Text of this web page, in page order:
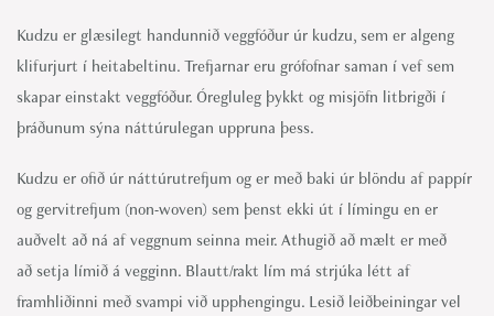
Kudzu er glæsilegt handunnið veggfóður úr kudzu, sem er algeng
klifurjurt í heitabeltinu. Trefjarnar eru grófofnar saman í vef sem
skapar einstakt veggfóður. Óregluleg þykkt og misjöfn litbrigði í
þráðunum sýna náttúrulegan uppruna þess.
Kudzu er ofið úr náttúrutrefjum og er með baki úr blöndu af pappír
og gervitrefjum (non-woven) sem þenst ekki út í límingu en er
auðvelt að ná af veggnum seinna meir. Athugið að mælt er með
að setja límið á vegginn. Blautt/rakt lím má strjúka létt af
framhliðinni með svampi við upphengingu. Lesið leiðbeiningar vel